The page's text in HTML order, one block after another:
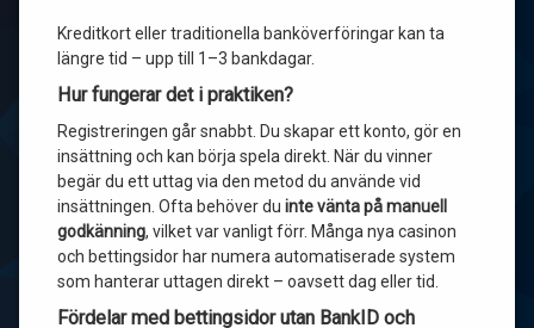
Kreditkort eller traditionella banköverföringar kan ta
längre tid – upp till 1–3 bankdagar.
Hur fungerar det i praktiken?
Registreringen går snabbt. Du skapar ett konto, gör en
insättning och kan börja spela direkt. När du vinner
begär du ett uttag via den metod du använde vid
insättningen. Ofta behöver du inte vänta på manuell
godkänning, vilket var vanligt förr. Många nya casinon
och bettingsidor har numera automatiserade system
som hanterar uttagen direkt – oavsett dag eller tid.
Fördelar med bettingsidor utan BankID och